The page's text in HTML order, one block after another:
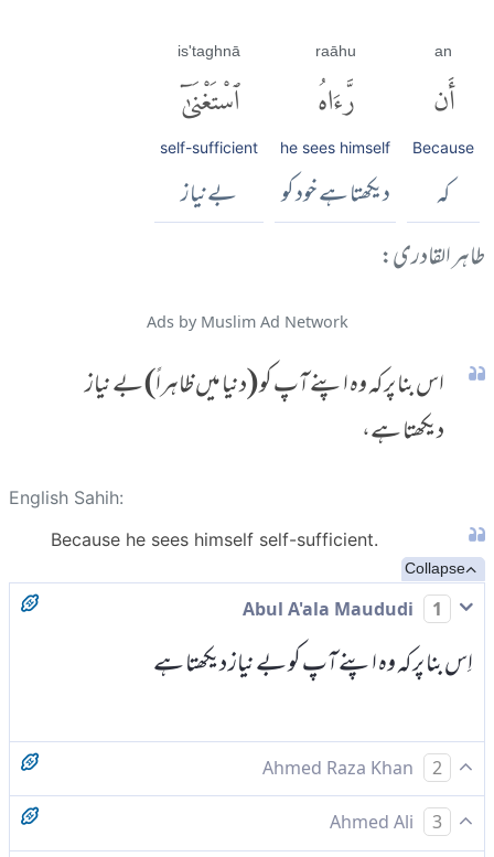
an
أَن
Because
کہ
raāhu
رَّءَاهُ
he sees himself
دیکھتا ہے خود کو
is'taghnā
ٱسْتَغْنَىٰٓ
self-sufficient
بےنیاز
طاہر القادری:
Ads by Muslim Ad Network
اس بنا پر کہ وہ اپنے آپ کو (دنیا میں ظاہراً) بے نیاز
دیکھتا ہے،
English Sahih:
Because he sees himself self-sufficient.
Collapse
1
اِس بنا پر کہ وہ اپنے آپ کو بے نیاز دیکھتا ہے
2
اس پر کہ اپنے آپ کو غنی سمجھ لیا
3